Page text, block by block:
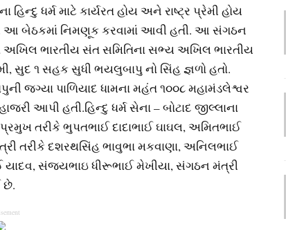
ધર્મ માટે કાર્યરત હોય અને રાષ્ટ્ર પ્રેમી હોય
આ બેઠકમાં નિમણૂક કરવામાં આવી હતી. આ સંગઠન
અખિલ ભારતીય સંત સમિતિના સભ્ય અખિલ ભારતીય
સુદ ૧ સહક સુધી ભયલુબાપુ નો સિંહ જ્ઞળો હતો.
જગ્યા પાળિયાદ ધામના મહંત ૧૦૦૮ મહામંડલેશ્વર
આપી હતી.હિન્દુ ધર્મ સેના – બોટાદ જીલ્લાના
તરીકે ભુપતભાઈ દાદાભાઈ ઘાઘલ, અમિતભાઈ
તરીકે દશરથસિંહ ભાવુભા મકવાણા, અનિલભાઈ
યાદવ, સંજયભાઇ ધીરૂભાઈ મેખીયા, સંગઠન મંત્રી
છે.